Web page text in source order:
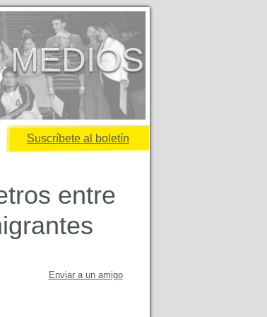
MEDIOS
Suscríbete al boletín
entre
Enviar a un amigo